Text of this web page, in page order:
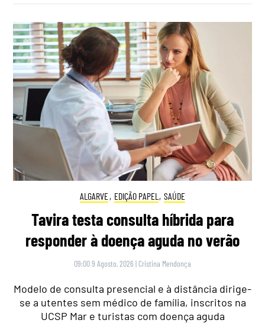
ALGARVE, EDIÇÃO PAPEL , SAÚDE
Tavira testa consulta híbrida para
responder à doença aguda no verão
09:00 9 Agosto, 2026 | Cristina Mendonça
Modelo de consulta presencial e à distância dirige-
se a utentes sem médico de família, inscritos na
UCSP Mar e turistas com doença aguda